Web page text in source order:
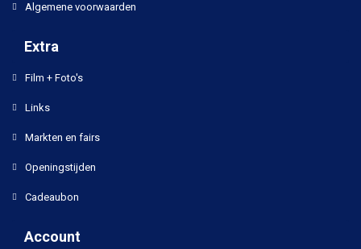
Algemene voorwaarden
Extra
Film + Foto's
Links
Markten en fairs
Openingstijden
Cadeaubon
Account